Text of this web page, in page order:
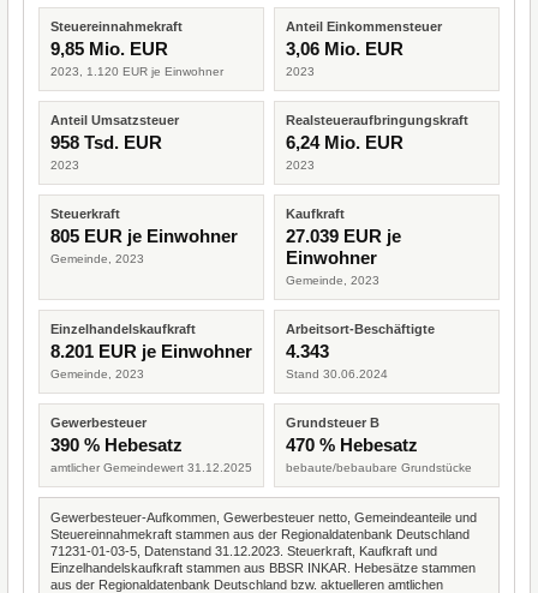
Steuereinnahmekraft
9,85 Mio. EUR
2023, 1.120 EUR je Einwohner
Anteil Einkommensteuer
3,06 Mio. EUR
2023
Anteil Umsatzsteuer
958 Tsd. EUR
2023
Realsteueraufbringungskraft
6,24 Mio. EUR
2023
Steuerkraft
805 EUR je Einwohner
Gemeinde, 2023
Kaufkraft
27.039 EUR je
Einwohner
Gemeinde, 2023
Einzelhandelskaufkraft
8.201 EUR je Einwohner
Gemeinde, 2023
Arbeitsort-Beschäftigte
4.343
Stand 30.06.2024
Gewerbesteuer
390 % Hebesatz
amtlicher Gemeindewert 31.12.2025
Grundsteuer B
470 % Hebesatz
bebaute/bebaubare Grundstücke
Gewerbesteuer-Aufkommen, Gewerbesteuer netto, Gemeindeanteile und
Steuereinnahmekraft stammen aus der Regionaldatenbank Deutschland
71231-01-03-5, Datenstand 31.12.2023. Steuerkraft, Kaufkraft und
Einzelhandelskaufkraft stammen aus BBSR INKAR. Hebesätze stammen
aus der Regionaldatenbank Deutschland bzw. aktuelleren amtlichen